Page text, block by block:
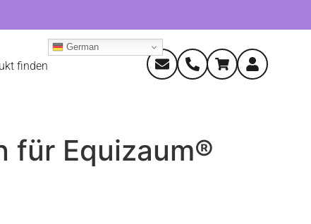
finden
German
für Equizaum®